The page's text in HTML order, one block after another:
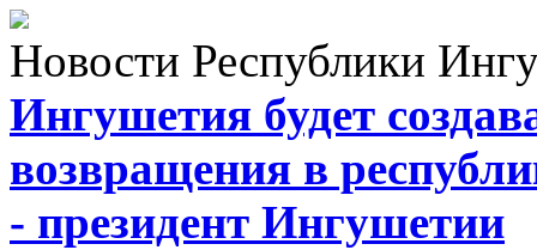
Новости Республики
Ингушетия будет
возвращения в
- президент Ингушетии